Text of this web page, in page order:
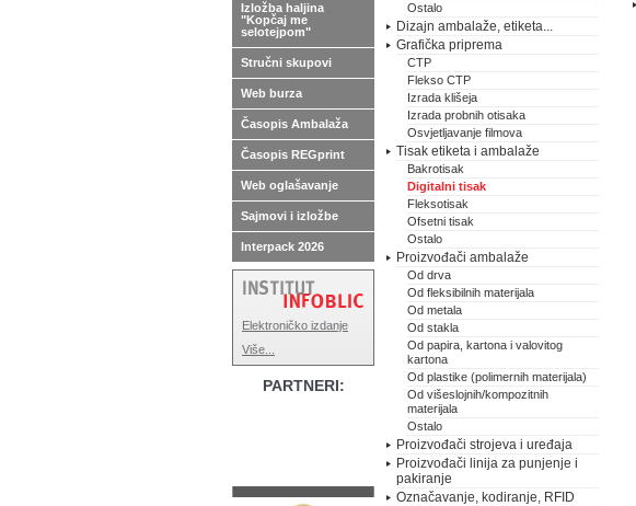
Ostalo
Dizajn ambalaže, etiketa...
Grafička priprema
CTP
Flekso CTP
Izrada klišeja
Izrada probnih otisaka
Osvjetljavanje filmova
Tisak etiketa i ambalaže
Bakrotisak
Digitalni tisak
Fleksotisak
Ofsetni tisak
Ostalo
Proizvođači ambalaže
Od drva
Od fleksibilnih materijala
Od metala
Od stakla
Od papira, kartona i valovitog
kartona
Od plastike (polimernih materijala)
Od višeslojnih/kompozitnih
materijala
Ostalo
Proizvođači strojeva i uređaja
Proizvođači linija za punjenje i
pakiranje
Označavanje, kodiranje, RFID
Izložba haljina
"Kopčaj me
selotejpom"
Stručni skupovi
Web burza
Časopis Ambalaža
Časopis REGprint
Web oglašavanje
Sajmovi i izložbe
Interpack 2026
Elektroničko izdanje
Više...
PARTNERI: